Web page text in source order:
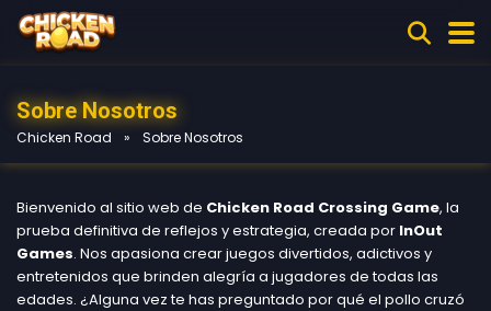
Sobre Nosotros
Chicken Road » Sobre Nosotros
Bienvenido al sitio web de Chicken Road Crossing Game, la
prueba definitiva de reflejos y estrategia, creada por InOut
Games. Nos apasiona crear juegos divertidos, adictivos y
entretenidos que brinden alegría a jugadores de todas las
edades. ¿Alguna vez te has preguntado por qué el pollo cruzó